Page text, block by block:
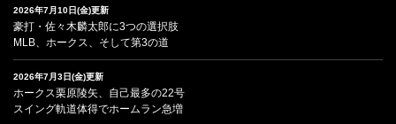
2026年7月10日(金)更新
豪打・佐々木麟太郎に3つの選択肢
MLB、ホークス、そして第3の道
2026年7月3日(金)更新
ホークス栗原陵矢、自己最多の22号
スイング軌道体得でホームラン急増